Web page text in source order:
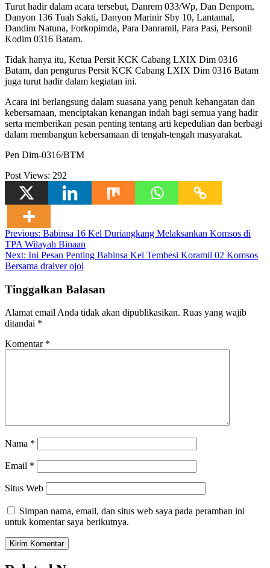
Turut hadir dalam acara tersebut, Danrem 033/Wp, Dan Denpom,
Danyon 136 Tuah Sakti, Danyon Marinir Sby 10, Lantamal,
Dandim Natuna, Forkopimda, Para Danramil, Para Pasi, Personil
Kodim 0316 Batam.
Tidak hanya itu, Ketua Persit KCK Cabang LXIX Dim 0316
Batam, dan pengurus Persit KCK Cabang LXIX Dim 0316 Batam
juga turut hadir dalam kegiatan ini.
Acara ini berlangsung dalam suasana yang penuh kehangatan dan
kebersamaan, menciptakan kenangan indah bagi semua yang hadir
serta memberikan pesan penting tentang arti kepedulian dan berbagi
dalam membangun kebersamaan di tengah-tengah masyarakat.
Pen Dim-0316/BTM
Post Views: 292
Navigasi
pos
Previous: Babinsa 16 Kel Duriangkang Melaksankan Komsos di
TPA Wilayah Binaan
Next: Ini Pesan Penting Babinsa Kel Tembesi Koramil 02 Komsos
Bersama draiver ojol
Tinggalkan Balasan
Alamat email Anda tidak akan dipublikasikan. Ruas yang wajib
ditandai *
Komentar *
Nama *
Email *
Situs Web
Simpan nama, email, dan situs web saya pada peramban ini
untuk komentar saya berikutnya.